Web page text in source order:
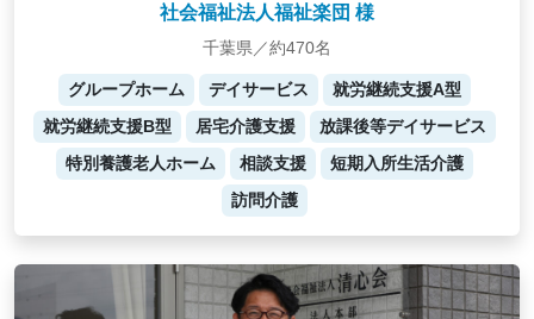
社会福祉法人福祉楽団 様
千葉県／約470名
グループホーム デイサービス
就労継続支援A型
就労継続支援B型
居宅介護支援
放課後等デイサービス
特別養護老人ホーム
相談支援
短期入所生活介護
訪問介護